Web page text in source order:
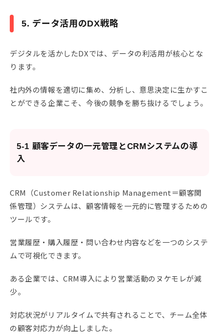
5. データ活用のDX戦略
デジタルを活かしたDXでは、データの利活用が核心とな
ります。
社内外の情報を適切に集め、分析し、意思決定に生かすこ
とができる企業こそ、今後の競争を勝ち抜けるでしょう。
5-1 顧客データの一元管理とCRMシステムの導
入
CRM（Customer Relationship Management＝顧客関
係管理）システムは、顧客情報を一元的に管理するための
ツールです。
営業履歴・購入履歴・問い合わせ内容などを一つのシステ
ムで可視化できます。
ある企業では、CRM導入により営業活動のヌケモレが減
少。
対応状況がリアルタイムで共有されることで、チーム全体
の顧客対応力が向上しました。